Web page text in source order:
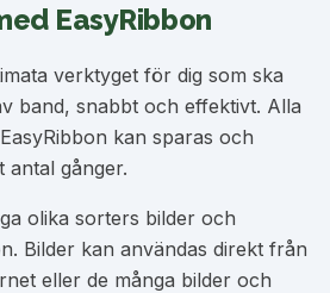
EasyRibbon
verktyget för dig som ska
band, snabbt och effektivt. Alla
kan sparas och
antal gånger.
olika sorters bilder och
Bilder kan användas direkt från
eller de många bilder och